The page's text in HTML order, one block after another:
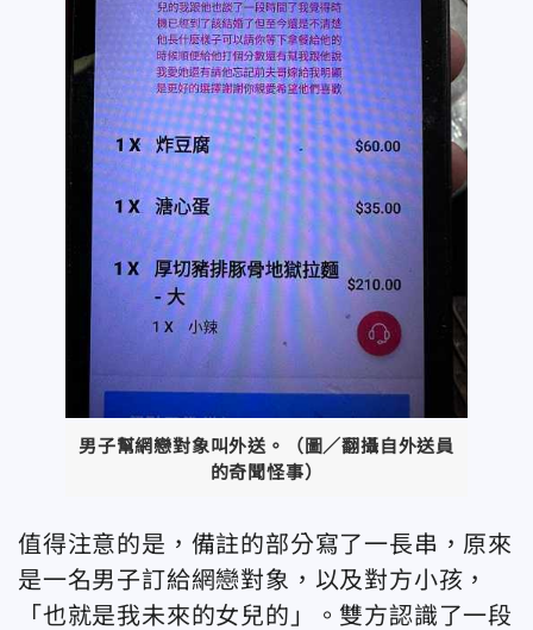
男子幫網戀對象叫外送。（圖／翻攝自外送員
的奇聞怪事）
值得注意的是，備註的部分寫了一長串，原來
是一名男子訂給網戀對象，以及對方小孩，
「也就是我未來的女兒的」。雙方認識了一段